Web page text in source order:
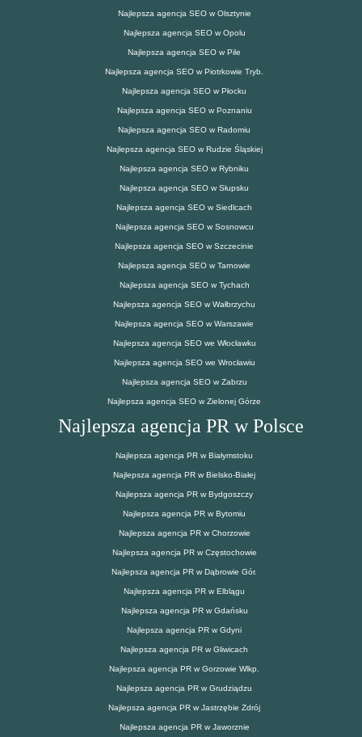
Najlepsza agencja SEO w Olsztynie
Najlepsza agencja SEO w Opolu
Najlepsza agencja SEO w Pile
Najlepsza agencja SEO w Piotrkowie Tryb.
Najlepsza agencja SEO w Płocku
Najlepsza agencja SEO w Poznaniu
Najlepsza agencja SEO w Radomiu
Najlepsza agencja SEO w Rudzie Śląskiej
Najlepsza agencja SEO w Rybniku
Najlepsza agencja SEO w Słupsku
Najlepsza agencja SEO w Siedlcach
Najlepsza agencja SEO w Sosnowcu
Najlepsza agencja SEO w Szczecinie
Najlepsza agencja SEO w Tarnowie
Najlepsza agencja SEO w Tychach
Najlepsza agencja SEO w Wałbrzychu
Najlepsza agencja SEO w Warszawie
Najlepsza agencja SEO we Włocławku
Najlepsza agencja SEO we Wrocławiu
Najlepsza agencja SEO w Zabrzu
Najlepsza agencja SEO w Zielonej Górze
Najlepsza agencja PR w Polsce
Najlepsza agencja PR w Białymstoku
Najlepsza agencja PR w Bielsko-Białej
Najlepsza agencja PR w Bydgoszczy
Najlepsza agencja PR w Bytomiu
Najlepsza agencja PR w Chorzowie
Najlepsza agencja PR w Częstochowie
Najlepsza agencja PR w Dąbrowie Gór.
Najlepsza agencja PR w Elblągu
Najlepsza agencja PR w Gdańsku
Najlepsza agencja PR w Gdyni
Najlepsza agencja PR w Gliwicach
Najlepsza agencja PR w Gorzowie Wlkp.
Najlepsza agencja PR w Grudziądzu
Najlepsza agencja PR w Jastrzębie Zdrój
Najlepsza agencja PR w Jaworznie